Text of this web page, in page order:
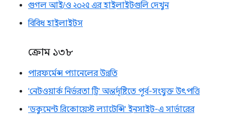
গুগল আই/ও ২০২৫ এর হাইলাইটগুলি দেখুন
বিবিধ হাইলাইটস
ক্রোম ১৩৮
পারফর্মেন্স প্যানেলের উন্নতি
'নেটওয়ার্ক নির্ভরতা ট্রি' অন্তর্দৃষ্টিতে পূর্ব-সংযুক্ত উৎপত্তি
'ডকুমেন্ট রিকোয়েস্ট ল্যাটেন্সি' ইনসাইট-এ সার্ভারের